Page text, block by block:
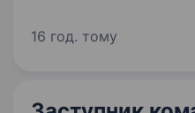
16 год. тому